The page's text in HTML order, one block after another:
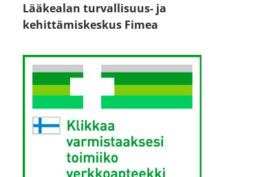
Lääkealan turvallisuus- ja
kehittämiskeskus Fimea